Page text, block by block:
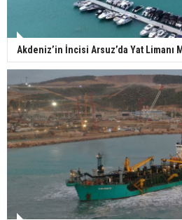
Akdeniz’in İncisi Arsuz’da Yat Limanı